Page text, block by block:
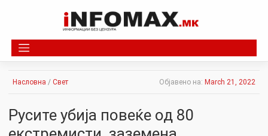
Насловна / Свет Објавено на: March 21, 2022
Русите убија повеќе од 80